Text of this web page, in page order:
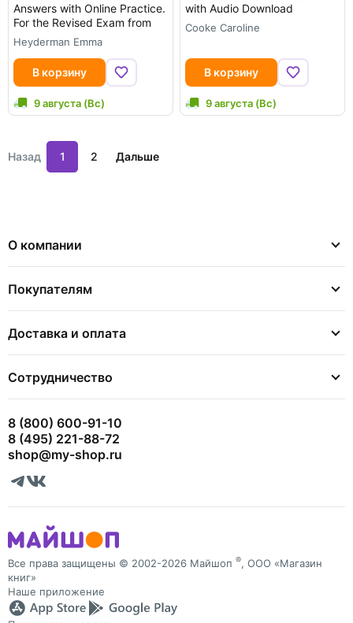
Answers with Online Practice.
For the Revised Exam from
Heyderman Emma
В корзину
9 августа (Вс)
with Audio Download
Cooke Caroline
В корзину
9 августа (Вс)
Назад 1 2 Дальше
О компании
Покупателям
Доставка и оплата
Сотрудничество
8 (800) 600-91-10
8 (495) 221-88-72
shop@my-shop.ru
Все права защищены © 2002-2026 Майшоп ®, ООО «Магазин
книг»
Наше приложение